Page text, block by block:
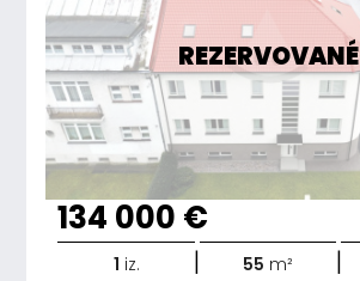
REZERVOVANÉ
134 000 €
1 iz. | 55 m² |